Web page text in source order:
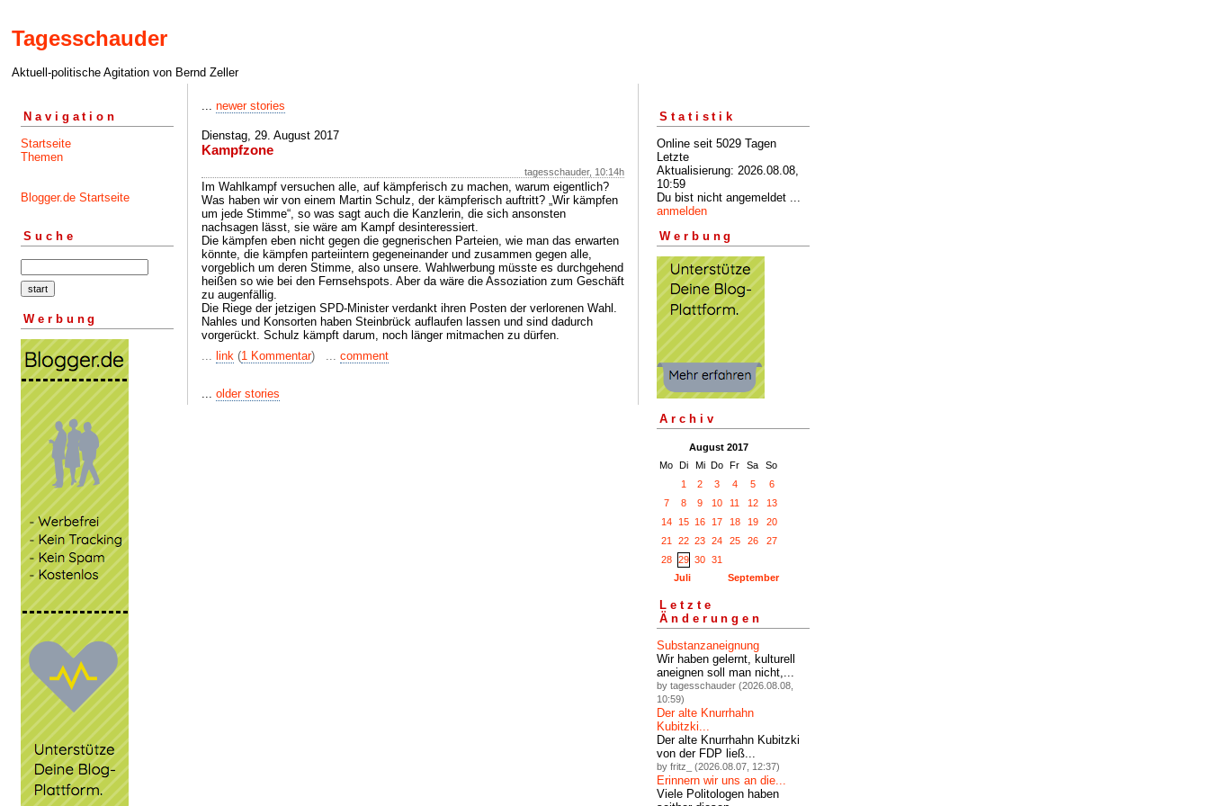
Tagesschauder
Aktuell-politische Agitation von Bernd Zeller
Navigation
Startseite
Themen
Blogger.de Startseite
Suche
Werbung
... newer stories
Dienstag, 29. August 2017
Kampfzone
tagesschauder, 10:14h
Im Wahlkampf versuchen alle, auf kämpferisch zu machen, warum eigentlich?
Was haben wir von einem Martin Schulz, der kämpferisch auftritt? „Wir kämpfen
um jede Stimme“, so was sagt auch die Kanzlerin, die sich ansonsten
nachsagen lässt, sie wäre am Kampf desinteressiert.
Die kämpfen eben nicht gegen die gegnerischen Parteien, wie man das erwarten
könnte, die kämpfen parteiintern gegeneinander und zusammen gegen alle,
vorgeblich um deren Stimme, also unsere. Wahlwerbung müsste es durchgehend
heißen so wie bei den Fernsehspots. Aber da wäre die Assoziation zum Geschäft
zu augenfällig.
Die Riege der jetzigen SPD-Minister verdankt ihren Posten der verlorenen Wahl.
Nahles und Konsorten haben Steinbrück auflaufen lassen und sind dadurch
vorgerückt. Schulz kämpft darum, noch länger mitmachen zu dürfen.
... link (1 Kommentar) ... comment
... older stories
Statistik
Online seit 5029 Tagen
Letzte
Aktualisierung: 2026.08.08,
10:59
Du bist nicht angemeldet ...
anmelden
Werbung
Archiv
August 2017
Mo Di Mi Do Fr Sa
So
1
2 3 4 5
6
7
8 9 10 11 12
13
14
15 16 17 18 19
20
21
22 23 24 25 26
27
28
29 30 31
Juli
September
Letzte
Änderungen
Substanzaneignung
Wir haben gelernt, kulturell
aneignen soll man nicht,...
by tagesschauder (2026.08.08,
10:59)
Der alte Knurrhahn
Kubitzki...
Der alte Knurrhahn Kubitzki
von der FDP ließ...
by fritz_ (2026.08.07, 12:37)
Erinnern wir uns an die...
Viele Politologen haben